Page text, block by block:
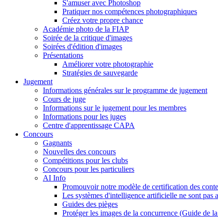
S'amuser avec Photoshop
Pratiquer nos compétences photographiques
Créez votre propre chance
Académie photo de la FIAP
Soirée de la critique d'images
Soirées d'édition d'images
Présentations
Améliorer votre photographie
Stratégies de sauvegarde
Jugement
Informations générales sur le programme de jugement
Cours de juge
Informations sur le jugement pour les membres
Informations pour les juges
Centre d'apprentissage CAPA
Concours
Gagnants
Nouvelles des concours
Compétitions pour les clubs
Concours pour les particuliers
AI Info
Promouvoir notre modèle de certification des
Les systèmes d'intelligence artificielle ne sont pas
Guides des pièges
Protéger les images de la concurrence (Guide de